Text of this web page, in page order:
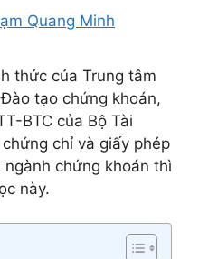
Quang Minh
thức của Trung tâm
tạo chứng khoán,
BTC của Bộ Tài
chỉ và giấy phép
chứng khoán thì
này.